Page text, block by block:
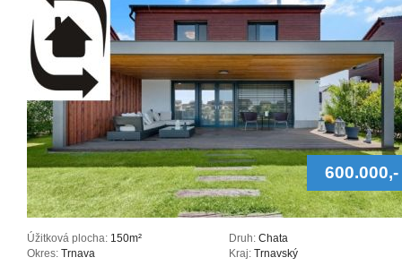
600.000,-
Úžitková plocha: 150m² Druh: Chata
Okres: Trnava Kraj: Trnavský